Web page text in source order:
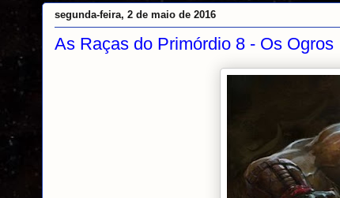
segunda-feira, 2 de maio de 2016
As Raças do Primórdio 8 - Os Ogros